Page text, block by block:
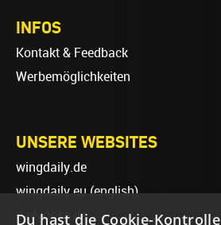
INFOS
Kontakt & Feedback
Werbemöglichkeiten
UNSERE WEBSITES
wingdaily.de
wingdaily.eu(english)
dailydose.de
Du hast die Cookie-Kontrolle